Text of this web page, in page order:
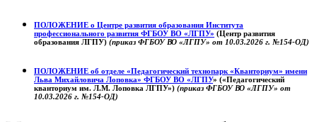
ПОЛОЖЕНИЕ о Центре развития образования Института
профессионального развития ФГБОУ ВО «ЛГПУ» (Центр развития
образования ЛГПУ) (приказ ФГБОУ ВО «ЛГПУ» от 10.03.2026 г. №154-ОД)
ПОЛОЖЕНИЕ об отделе «Педагогический технопарк «Кванториум» имени
Льва Михайловича Лоповка» ФГБОУ ВО «ЛГПУ» («Педагогический
кванториум им. Л.М. Лоповка ЛГПУ») (приказ ФГБОУ ВО «ЛГПУ» от
10.03.2026 г. №154-ОД)